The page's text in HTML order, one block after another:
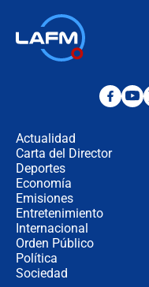
Actualidad
Carta del Director
Deportes
Economía
Emisiones
Entretenimiento
Internacional
Orden Público
Política
Sociedad